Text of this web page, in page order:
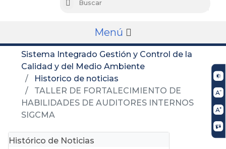
Buscar
Menú
Sistema Integrado Gestión y Control de la
Calidad y del Medio Ambiente
Historico de noticias
TALLER DE FORTALECIMIENTO DE
HABILIDADES DE AUDITORES INTERNOS
SIGCMA
Histórico de Noticias